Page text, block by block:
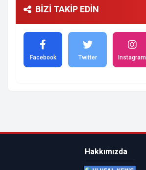
BİZİ TAKİP EDİN
Facebook Twitter Instagram
Hakkımızda